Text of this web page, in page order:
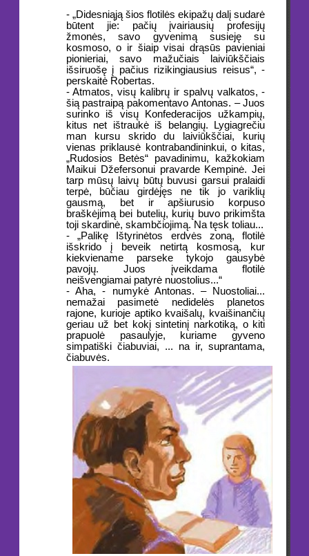
- „Didesniąją šios flotilės ekipažų dalį sudarė
būtent jie: pačių įvairiausių profesijų
žmonės, savo gyvenimą susieję su
kosmoso, o ir šiaip visai drąsūs pavieniai
pionieriai, savo mažučiais laiviūkščiais
išsiruošę į pačius rizikingiausius reisus“, -
perskaitė Robertas.
- Atmatos, visų kalibrų ir spalvų valkatos, -
šią pastraipą pakomentavo Antonas. – Juos
surinko iš visų Konfederacijos užkampių,
kitus net ištraukė iš belangių. Lygiagrečiu
man kursu skrido du laiviūkščiai, kurių
vienas priklausė kontrabandininkui, o kitas,
„Rudosios Betės“ pavadinimu, kažkokiam
Maikui Džefersonui pravarde Kempinė. Jei
tarp mūsų laivų būtų buvusi garsui pralaidi
terpė, būčiau girdėjęs ne tik jo variklių
gausmą, bet ir apšiurusio korpuso
braškėjimą bei butelių, kurių buvo prikimšta
toji skardinė, skambčiojimą. Na tęsk toliau...
- „Palikę Ištyrinėtos erdvės zoną, flotilė
išskrido į beveik netirtą kosmosą, kur
kiekviename parseke tykojo gausybė
pavojų. Juos įveikdama flotilė
neišvengiamai patyrė nuostolius...“
- Aha, - numykė Antonas. – Nuostoliai...
nemažai pasimetė nedidelės planetos
rajone, kurioje aptiko kvaišalų, kvaišinančių
geriau už bet kokį sintetinį narkotiką, o kiti
prapuolė pasaulyje, kuriame gyveno
simpatiški čiabuviai, ... na ir, suprantama,
čiabuvės.